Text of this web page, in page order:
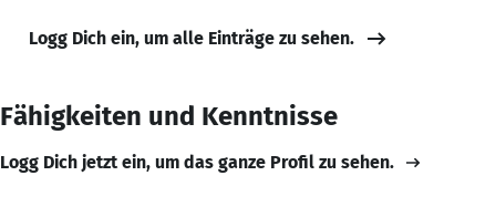
Logg Dich ein, um alle Einträge zu sehen.
Fähigkeiten und Kenntnisse
Logg Dich jetzt ein, um das ganze Profil zu sehen.